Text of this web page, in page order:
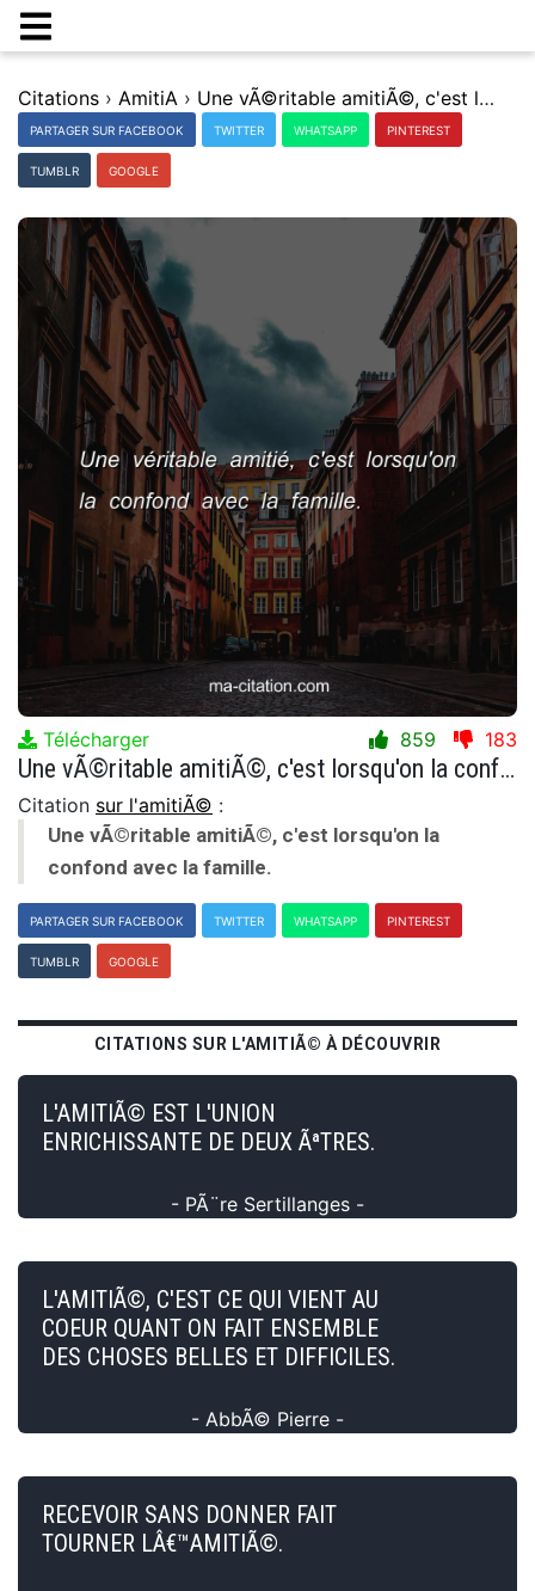
Citations › AmitiA › Une vÃ©ritable amitiÃ©, c'est lorsqu'on la confond avec la famille.
PARTAGER SUR FACEBOOK TWITTER WHATSAPP PINTEREST
TUMBLR GOOGLE
Télécharger 859 183
Une vÃ©ritable amitiÃ©, c'est lorsqu'on la confond avec la famille.
Citation sur l'amitiÃ© :
Une vÃ©ritable amitiÃ©, c'est lorsqu'on la
confond avec la famille.
PARTAGER SUR FACEBOOK TWITTER WHATSAPP PINTEREST
TUMBLR GOOGLE
CITATIONS SUR L'AMITIÃ© À DÉCOUVRIR
L'AMITIÃ© EST L'UNION
ENRICHISSANTE DE DEUX ÃªTRES.
- PÃ¨re Sertillanges -
L'AMITIÃ©, C'EST CE QUI VIENT AU
COEUR QUANT ON FAIT ENSEMBLE
DES CHOSES BELLES ET DIFFICILES.
- AbbÃ© Pierre -
RECEVOIR SANS DONNER FAIT
TOURNER LÂ€™AMITIÃ©.